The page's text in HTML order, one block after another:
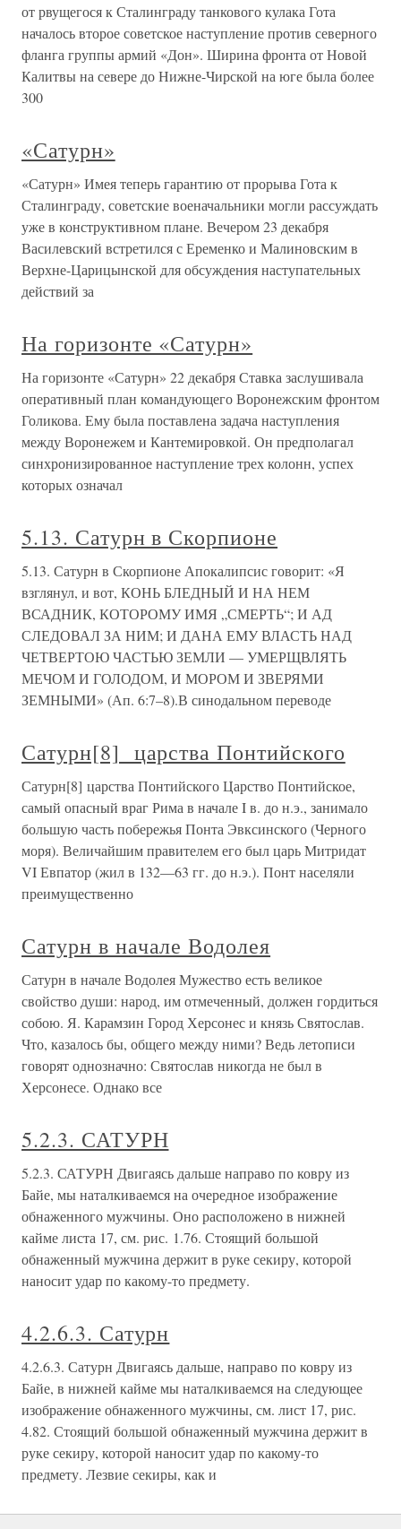
от рвущегося к Сталинграду танкового кулака Гота
началось второе советское наступление против северного
фланга группы армий «Дон». Ширина фронта от Новой
Калитвы на севере до Нижне-Чирской на юге была более
300
«Сатурн»
«Сатурн» Имея теперь гарантию от прорыва Гота к
Сталинграду, советские военачальники могли рассуждать
уже в конструктивном плане. Вечером 23 декабря
Василевский встретился с Еременко и Малиновским в
Верхне-Царицынской для обсуждения наступательных
действий за
На горизонте «Сатурн»
На горизонте «Сатурн» 22 декабря Ставка заслушивала
оперативный план командующего Воронежским фронтом
Голикова. Ему была поставлена задача наступления
между Воронежем и Кантемировкой. Он предполагал
синхронизированное наступление трех колонн, успех
которых означал
5.13. Сатурн в Скорпионе
5.13. Сатурн в Скорпионе Апокалипсис говорит: «Я
взглянул, и вот, КОНЬ БЛЕДНЫЙ И НА НЕМ
ВСАДНИК, КОТОРОМУ ИМЯ „СМЕРТЬ“; И АД
СЛЕДОВАЛ ЗА НИМ; И ДАНА ЕМУ ВЛАСТЬ НАД
ЧЕТВЕРТОЮ ЧАСТЬЮ ЗЕМЛИ — УМЕРЩВЛЯТЬ
МЕЧОМ И ГОЛОДОМ, И МОРОМ И ЗВЕРЯМИ
ЗЕМНЫМИ» (Ап. 6:7–8).В синодальном переводе
Сатурн[8] царства Понтийского
Сатурн[8] царства Понтийского Царство Понтийское,
самый опасный враг Рима в начале I в. до н.э., занимало
большую часть побережья Понта Эвксинского (Черного
моря). Величайшим правителем его был царь Митридат
VI Евпатор (жил в 132—63 гг. до н.э.). Понт населяли
преимущественно
Сатурн в начале Водолея
Сатурн в начале Водолея Мужество есть великое
свойство души: народ, им отмеченный, должен гордиться
собою. Я. Карамзин Город Херсонес и князь Святослав.
Что, казалось бы, общего между ними? Ведь летописи
говорят однозначно: Святослав никогда не был в
Херсонесе. Однако все
5.2.3. САТУРН
5.2.3. САТУРН Двигаясь дальше направо по ковру из
Байе, мы наталкиваемся на очередное изображение
обнаженного мужчины. Оно расположено в нижней
кайме листа 17, см. рис. 1.76. Стоящий большой
обнаженный мужчина держит в руке секиру, которой
наносит удар по какому-то предмету.
4.2.6.3. Сатурн
4.2.6.3. Сатурн Двигаясь дальше, направо по ковру из
Байе, в нижней кайме мы наталкиваемся на следующее
изображение обнаженного мужчины, см. лист 17, рис.
4.82. Стоящий большой обнаженный мужчина держит в
руке секиру, которой наносит удар по какому-то
предмету. Лезвие секиры, как и